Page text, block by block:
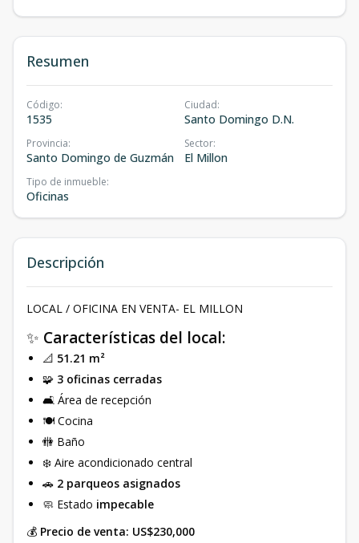
Resumen
Código:
1535
Ciudad:
Santo Domingo D.N.
Provincia:
Santo Domingo de Guzmán
Sector:
El Millon
Tipo de inmueble:
Oficinas
Descripción
LOCAL / OFICINA EN VENTA- EL MILLON
✨ Características del local:
📐 51.21 m²
🧩 3 oficinas cerradas
🛋 Área de recepción
🍽 Cocina
🚻 Baño
❄️ Aire acondicionado central
🚗 2 parqueos asignados
🧼 Estado impecable
💰 Precio de venta: US$230,000